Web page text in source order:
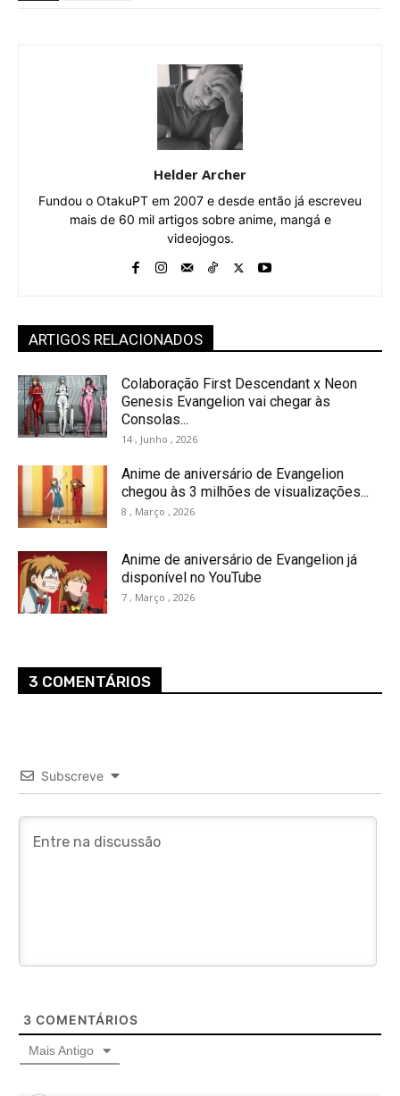
Helder Archer
Fundou o OtakuPT em 2007 e desde então já escreveu
mais de 60 mil artigos sobre anime, mangá e
videojogos.
ARTIGOS RELACIONADOS
Colaboração First Descendant x Neon
Genesis Evangelion vai chegar às
Consolas...
14 , Junho , 2026
Anime de aniversário de Evangelion
chegou às 3 milhões de visualizações...
8 , Março , 2026
Anime de aniversário de Evangelion já
disponível no YouTube
7 , Março , 2026
3 COMENTÁRIOS
Subscreve
3 COMENTÁRIOS
Mais Antigo